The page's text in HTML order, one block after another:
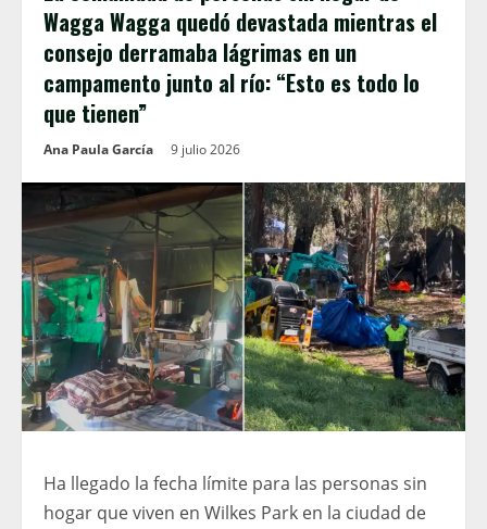
Wagga Wagga quedó devastada mientras el
consejo derramaba lágrimas en un
campamento junto al río: “Esto es todo lo
que tienen”
Ana Paula García 9 julio 2026
Ha llegado la fecha límite para las personas sin
hogar que viven en Wilkes Park en la ciudad de